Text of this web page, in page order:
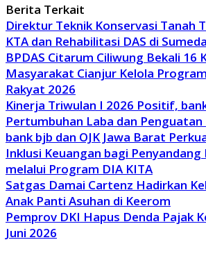
Berita Terkait
Direktur Teknik Konservasi Tanah
KTA dan Rehabilitasi DAS di
BPDAS Citarum Ciliwung Bekali 16
Masyarakat Cianjur Kelola
Rakyat 2026
Kinerja Triwulan I 2026 Positif,
Pertumbuhan Laba dan Penguatan
bank bjb dan OJK Jawa Barat
Inklusi Keuangan bagi
melalui Program DIA KITA
Satgas Damai Cartenz Hadirkan
Anak Panti Asuhan di Keerom
Pemprov DKI Hapus Denda Pajak
Juni 2026